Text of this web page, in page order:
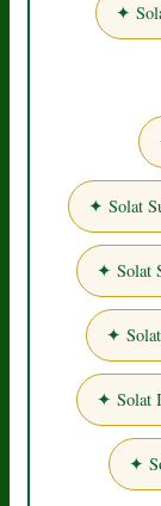
✦
✦ Solat
✦ Solat
✦
✦ Solat
✦